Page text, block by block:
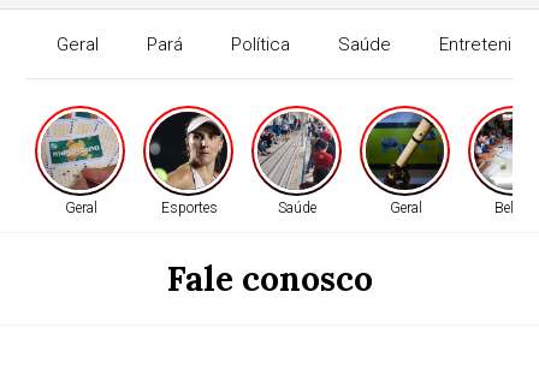
Geral Pará Política Saúde
Geral Esportes Saúde Geral Belém
Fale conosco